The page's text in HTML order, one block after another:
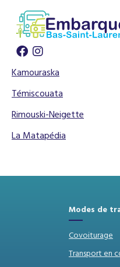
Kamouraska
Témiscouata
Rimouski-Neigette
La Matapédia
Modes de
Covoiturage
Transport en